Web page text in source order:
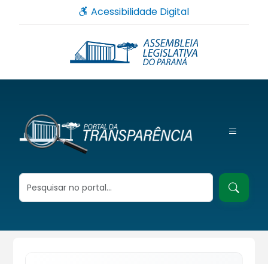
Acessibilidade Digital